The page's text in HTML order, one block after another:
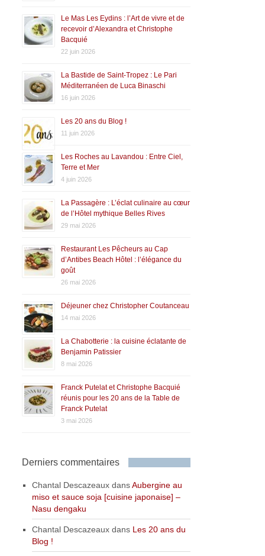
Le Mas Les Eydins : l’Art de vivre et de
recevoir d’Alexandra et Christophe
Bacquié
22 juin 2026
La Bastide de Saint-Tropez : Le Pari
Méditerranéen de Luca Binaschi
16 juin 2026
Les 20 ans du Blog !
11 juin 2026
Les Roches au Lavandou : Entre Ciel,
Terre et Mer
4 juin 2026
La Passagère : L’éclat culinaire au cœur
de l’Hôtel mythique Belles Rives
29 mai 2026
Restaurant Les Pêcheurs au Cap
d’Antibes Beach Hôtel : l’élégance du
goût
26 mai 2026
Déjeuner chez Christopher Coutanceau
14 mai 2026
La Chabotterie : la cuisine éclatante de
Benjamin Patissier
8 mai 2026
Franck Putelat et Christophe Bacquié
réunis pour les 20 ans de la Table de
Franck Putelat
3 mai 2026
Derniers commentaires
Chantal Descazeaux dansAubergine au
miso et sauce soja [cuisine japonaise] –
Nasu dengaku
Chantal Descazeaux dans Les 20 ans du
Blog !